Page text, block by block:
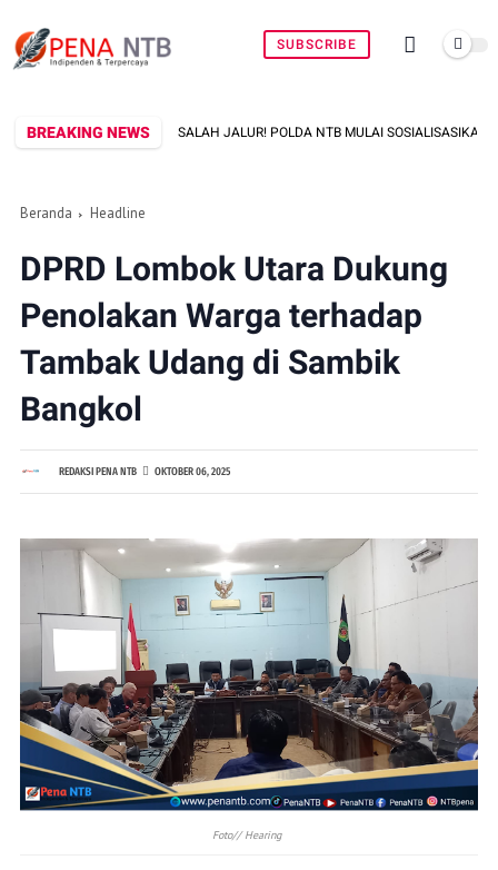
SUBSCRIBE
BREAKING NEWS
SALAH JALUR! POLDA NTB MULAI SOSIALISASIKAN REKAYASA ARUS
Beranda Headline
DPRD Lombok Utara Dukung
Penolakan Warga terhadap
Tambak Udang di Sambik
Bangkol
REDAKSI PENA NTB OKTOBER 06, 2025
Foto// Hearing